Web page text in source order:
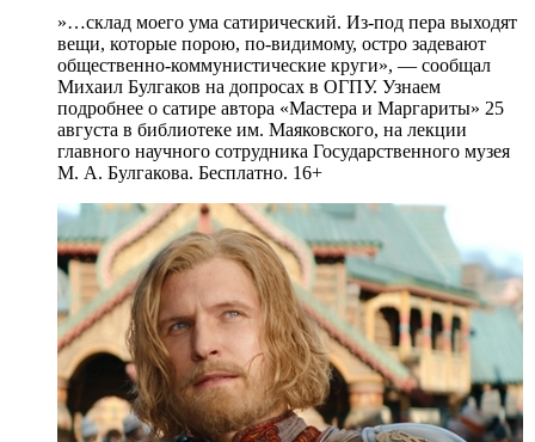
»…склад моего ума сатирический. Из-под пера выходят
вещи, которые порою, по-видимому, остро задевают
общественно-коммунистические круги», — сообщал
Михаил Булгаков на допросах в ОГПУ. Узнаем
подробнее о сатире автора «Мастера и Маргариты» 25
августа в библиотеке им. Маяковского, на лекции
главного научного сотрудника Государственного музея
М. А. Булгакова. Бесплатно. 16+